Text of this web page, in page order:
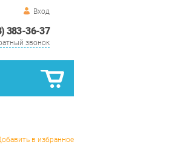
Вход
383-36-37
звонок
в избранное